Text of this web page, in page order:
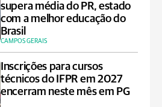
supera média do PR, estado
com a melhor educação do
Brasil
CAMPOS GERAIS
Inscrições para cursos
técnicos do IFPR em 2027
encerram neste mês em PG